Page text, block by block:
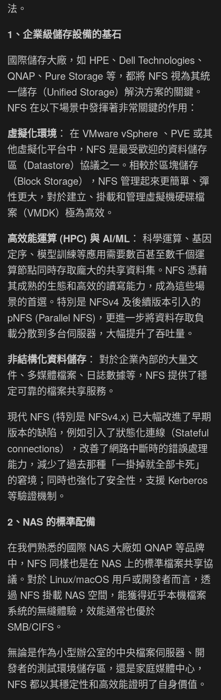
法。
1、企業級儲存設備的基石
國際儲存大廠，如 HPE、Dell Technologies、
QNAP、Pure Storage 等，都將 NFS 視為其統
一儲存（Unified Storage）解決方案的關鍵。
NFS 在以下場景中發揮著非常關鍵的作用：
虛擬化環境 ： 在 VMware vSphere 、PVE 或其
他虛擬化平台中，NFS 是最受歡迎的資料儲存
區（Datastore）協議之一。相較於區塊儲存
（Block Storage），NFS 管理起來更簡單、彈
性更大，對於建立、掛載和管理虛擬機硬碟檔
案（VMDK）極為高效。
高效能運算 (HPC) 與 AI/ML ： 科學運算、基因
定序、模型訓練等應用需要數百甚至數千個運
算節點同時存取龐大的共享資料集。NFS 憑藉
其成熟的生態和高效的讀寫能力，成為這些場
景的首選。特別是 NFSv4 及後續版本引入的
pNFS (Parallel NFS)，更進一步將資料存取負
載分散到多台伺服器，大幅提升了吞吐量。
非結構化資料儲存 ： 對於企業內部的大量文
件、多媒體檔案、日誌數據等，NFS 提供了穩
定可靠的檔案共享服務。
現代 NFS (特別是 NFSv4.x) 已大幅改進了早期
版本的缺陷，例如引入了狀態化連線（Stateful
connections），改善了網路中斷時的錯誤處理
能力，減少了過去那種「一掛掉就全部卡死」
的窘境；同時也強化了安全性，支援 Kerberos
等驗證機制。
2、NAS 的標準配備
在我們熟悉的國際 NAS 大廠如 QNAP 等品牌
中，NFS 同樣也是在 NAS 上的標準檔案共享協
議。對於 Linux/macOS 用戶或開發者而言，透
過 NFS 掛載 NAS 空間，能獲得近乎本機檔案
系統的無縫體驗，效能通常也優於
SMB/CIFS。
無論是作為小型辦公室的中央檔案伺服器、開
發者的測試環境儲存區，還是家庭媒體中心，
NFS 都以其穩定性和高效能證明了自身價值。